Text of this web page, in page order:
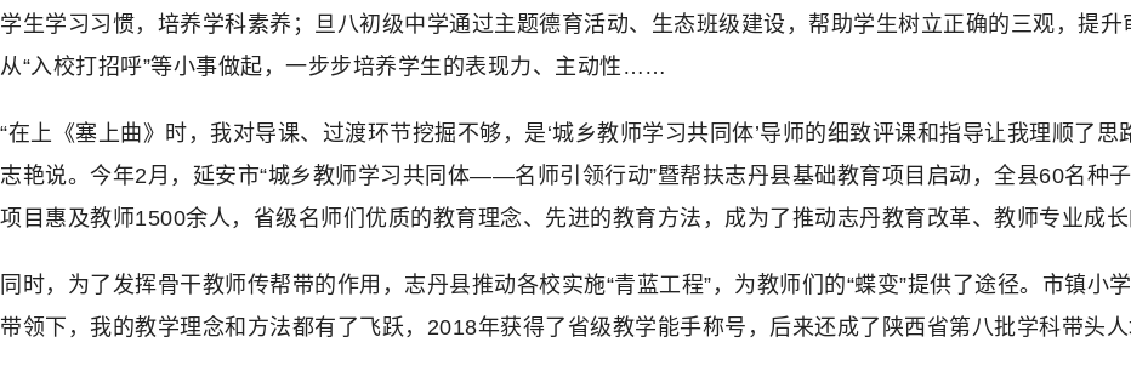
学生学习习惯，培养学科素养；旦八初级中学通过主题德育活动、生态班级建设，帮助学生树立正确的三观，提
从“入校打招呼”等小事做起，一步步培养学生的表现力、主动性……
“在上《塞上曲》时，我对导课、过渡环节挖掘不够，是‘城乡教师学习共同体’导师的细致评课和指导让我理顺了
志艳说。今年2月，延安市“城乡教师学习共同体——名师引领行动”暨帮扶志丹县基础教育项目启动，全县60名种
项目惠及教师1500余人，省级名师们优质的教育理念、先进的教育方法，成为了推动志丹教育改革、教师专业成长
同时，为了发挥骨干教师传帮带的作用，志丹县推动各校实施“青蓝工程”，为教师们的“蝶变”提供了途径。市镇小
带领下，我的教学理念和方法都有了飞跃，2018年获得了省级教学能手称号，后来还成了陕西省第八批学科带头